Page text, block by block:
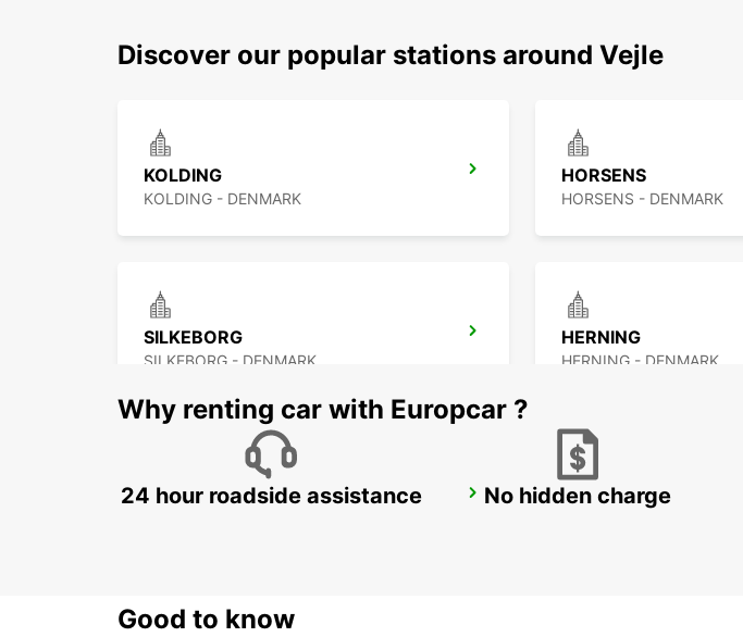
Discover our popular stations around Vejle
KOLDING
KOLDING - DENMARK
HORSENS
HORSENS - DENMARK
SILKEBORG
SILKEBORG - DENMARK
HERNING
HERNING - DENMARK
AARHUS VIBY AARHUS
Why renting car with Europcar ?
24 hour roadside assistance No hidden charge
Good to know